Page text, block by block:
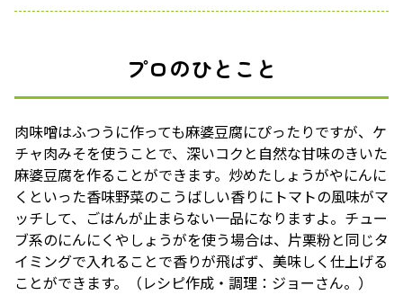
プロのひとこと
肉味噌はふつうに作っても麻婆豆腐にぴったりですが、ケ
チャ肉みそを使うことで、深いコクと自然な甘味のきいた
麻婆豆腐を作ることができます。炒めたしょうがやにんに
くといった香味野菜のこうばしい香りにトマトの風味がマ
ッチして、ごはんが止まらない一品になりますよ。チュー
ブ系のにんにくやしょうがを使う場合は、片栗粉と同じタ
イミングで入れることで香りが飛ばず、美味しく仕上げる
ことができます。（レシピ作成・調理：ジョーさん。）